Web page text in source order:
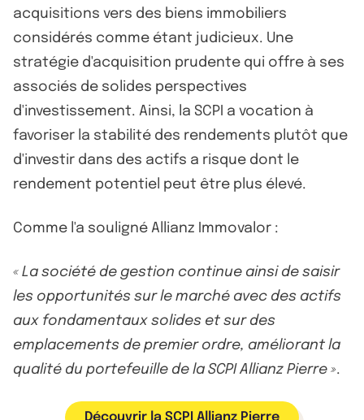
acquisitions vers des biens immobiliers
considérés comme étant judicieux. Une
stratégie d'acquisition prudente qui offre à ses
associés de solides perspectives
d'investissement. Ainsi, la SCPI a vocation à
favoriser la stabilité des rendements plutôt que
d'investir dans des actifs a risque dont le
rendement potentiel peut être plus élevé.
Comme l'a souligné Allianz Immovalor :
« La société de gestion continue ainsi de saisir
les opportunités sur le marché avec des actifs
aux fondamentaux solides et sur des
emplacements de premier ordre, améliorant la
qualité du portefeuille de la SCPI Allianz Pierre ».
Découvrir la SCPI Allianz Pierre